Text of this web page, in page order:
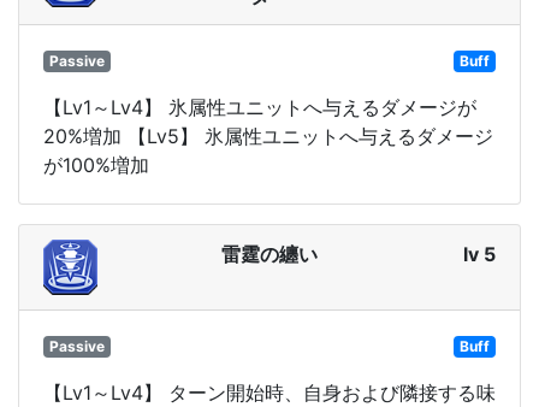
Passive Buff
【Lv1～Lv4】 氷属性ユニットへ与えるダメージが
20%増加 【Lv5】 氷属性ユニットへ与えるダメージ
が100%増加
雷霆の纏い lv 5
Passive Buff
【Lv1～Lv4】 ターン開始時、自身および隣接する味